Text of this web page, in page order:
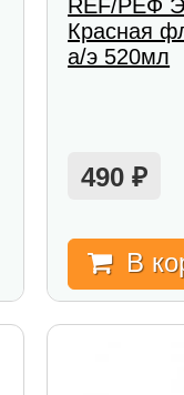
REF/РЕФ
Красная
а/э 520мл
490₽
В